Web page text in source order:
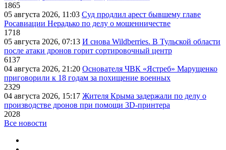
1865
05 августа 2026, 11:03 Суд продлил арест бывшему главе
Росавиации Нерадько по делу о мошенничестве
1718
05 августа 2026, 07:13 И снова Wildberries. В Тульской области
после атаки дронов горит сортировочный центр
6137
04 августа 2026, 21:20 Основателя ЧВК «Ястреб» Марущенко
приговорили к 18 годам за похищение военных
2329
04 августа 2026, 15:17 Жителя Крыма задержали по делу о
производстве дронов при помощи 3D‑принтера
2028
Все новости